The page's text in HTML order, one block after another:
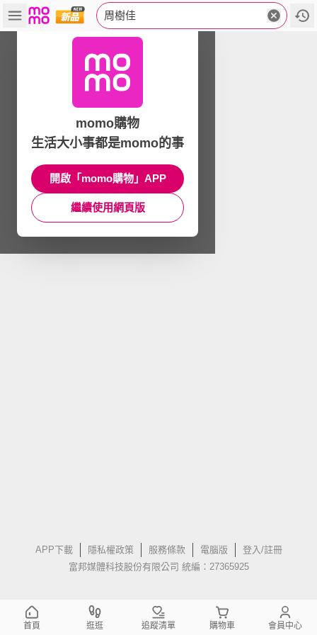
周樹佳
APP下載 隱私權政策 服務條款 電腦版
登入/註冊
富邦媒體科技股份有限公司 統編：27365925
momo購物
生活大小事都是momo的事
開啟「momo購物」APP
繼續使用網頁版
首頁 逛逛 追蹤清單 購物車 會員中心